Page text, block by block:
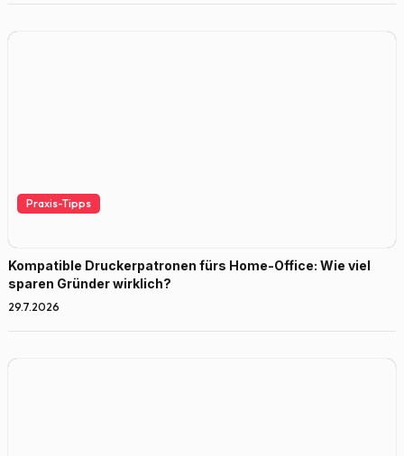
Praxis-Tipps
Kompatible Druckerpatronen fürs Home-Office: Wie viel
sparen Gründer wirklich?
29.7.2026